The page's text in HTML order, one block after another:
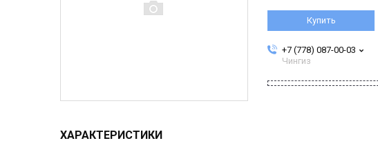
Купить
+7 (778) 087-00-03
Чингиз
ХАРАКТЕРИСТИКИ